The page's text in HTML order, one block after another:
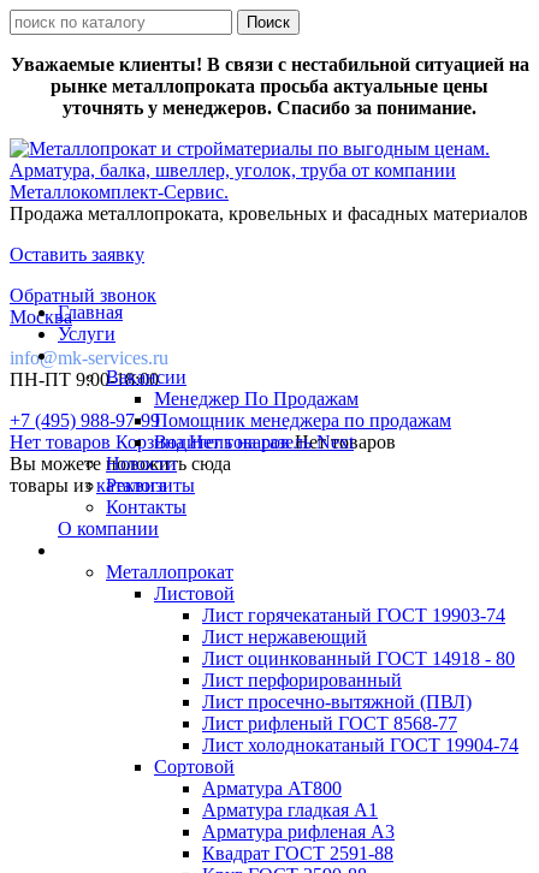
Уважаемые клиенты! В связи с нестабильной ситуацией на
рынке металлопроката просьба актуальные цены
уточнять у менеджеров. Спасибо за понимание.
Продажа металлопроката, кровельных и фасадных материалов
Оставить заявку
Обратный звонок
Москва
info@mk-services.ru
ПН-ПТ 9:00-18:00
+7 (495) 988-97-99
Нет товаров КорзинаНет товаровНет товаров
Вы можете положить сюда
товары изкаталога
Главная
Услуги
Вакансии
Менеджер По Продажам
Помощник менеджера по продажам
Водитель на газель Next
Новости
Реквизиты
Контакты
О компании
Металлопрокат
Листовой
Лист горячекатаный ГОСТ 19903-74
Лист нержавеющий
Лист оцинкованный ГОСТ 14918 - 80
Лист перфорированный
Лист просечно-вытяжной (ПВЛ)
Лист рифленый ГОСТ 8568-77
Лист холоднокатаный ГОСТ 19904-74
Сортовой
Арматура АТ800
Арматура гладкая А1
Арматура рифленая А3
Квадрат ГОСТ 2591-88